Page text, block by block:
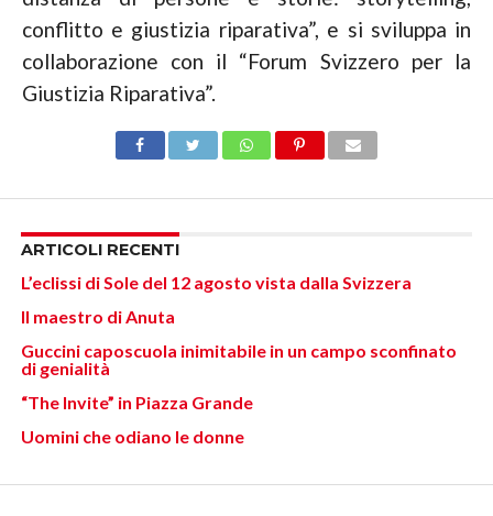
conflitto e giustizia riparativa”, e si sviluppa in
collaborazione con il “Forum Svizzero per la
Giustizia Riparativa”.
ARTICOLI RECENTI
L’eclissi di Sole del 12 agosto vista dalla Svizzera
Il maestro di Anuta
Guccini caposcuola inimitabile in un campo sconfinato
di genialità
“The Invite” in Piazza Grande
Uomini che odiano le donne